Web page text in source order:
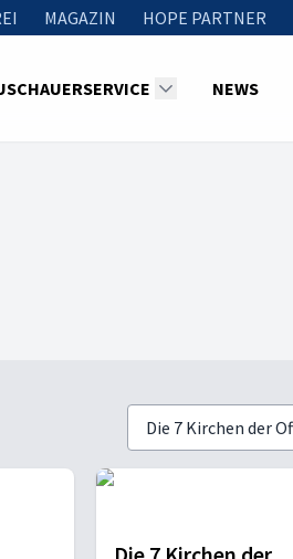
MAGAZIN HOPE PARTNER
NEWS